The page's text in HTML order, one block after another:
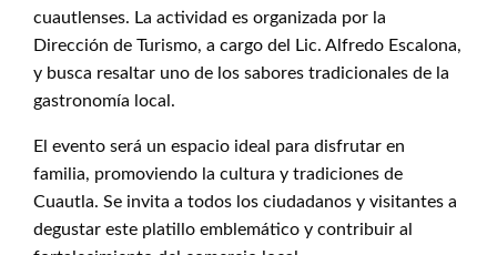
cuautlenses. La actividad es organizada por la
Dirección de Turismo, a cargo del Lic. Alfredo Escalona,
y busca resaltar uno de los sabores tradicionales de la
gastronomía local.
El evento será un espacio ideal para disfrutar en
familia, promoviendo la cultura y tradiciones de
Cuautla. Se invita a todos los ciudadanos y visitantes a
degustar este platillo emblemático y contribuir al